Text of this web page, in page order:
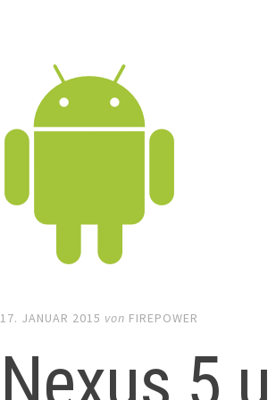
17. JANUAR 2015 von FIREPOWER
Nexus 5